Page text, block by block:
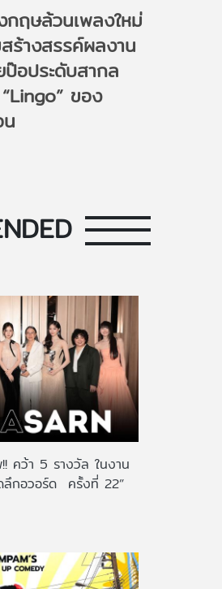
ฤษล้วนเพลงใหม่
ร้างสรรค์ผลงาน
อประดับสากล
ของ
คว้า 5 รางวัล ในงาน
ลึกอวอร์ด ครั้งที่ 22”